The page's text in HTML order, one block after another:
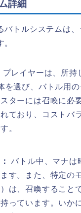
詳細
バトルシステムは、
プレイヤーは、所持
を選び、バトル用
ターには召喚に必
ており、コストバ
。
バトル中、マナは
す。また、特定の
は、召喚すること
っています。いか